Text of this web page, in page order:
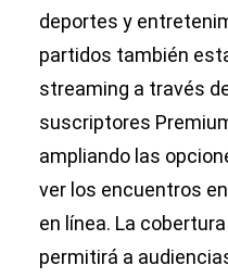
deportes y
partidos también
streaming a través
suscriptores
ampliando las
ver los encuentros
en línea. La
permitirá a